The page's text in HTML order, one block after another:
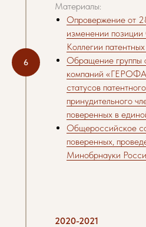
Материалы:
Опровержение от
изменении
Коллегии
Обращение группы
компаний
статусов
принудительного
поверенных в
Общероссийское
поверенных,
Минобрнауки
2020-2021